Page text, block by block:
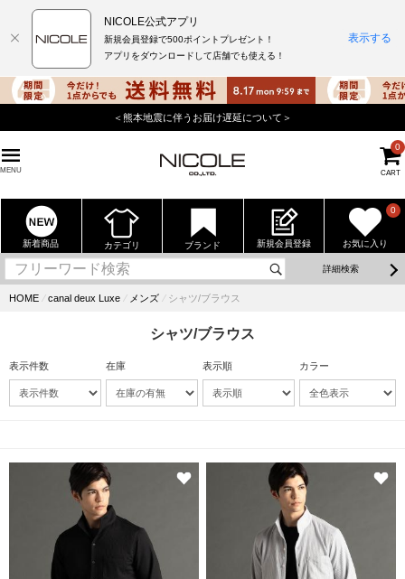
＜熊本地震に伴うお届け遅延について＞
MENU CART
0
新着商品 カテゴリ ブランド 新規会員登録 お気に入り
0
詳細検索
HOME ⁄ canal deux Luxe ⁄ メンズ ⁄ シャツ/ブラウス
シャツ/ブラウス
表示件数 在庫 表示順 カラー
NICOLE公式アプリ
新規会員登録で500ポイントプレゼント！
アプリをダウンロードして店舗でも使える！
表示する